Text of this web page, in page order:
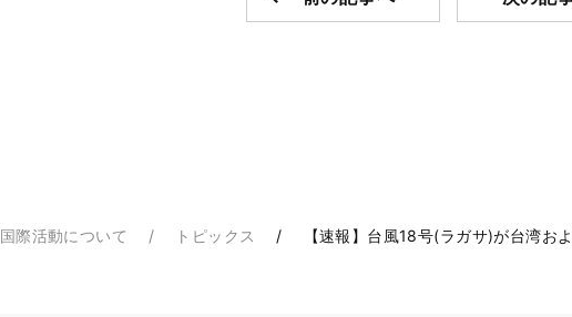
国際活動について トピックス
【速報】台風18号(ラガサ)が台湾お